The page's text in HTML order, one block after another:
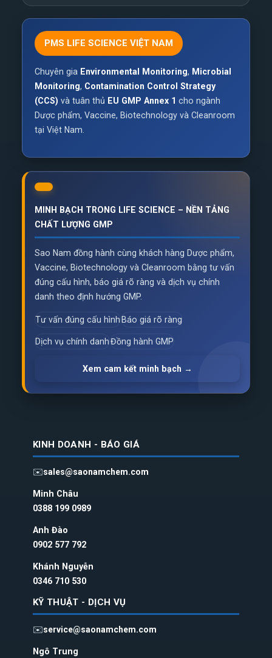
PMS LIFE SCIENCE VIỆT NAM
Chuyên gia Environmental Monitoring, Microbial
Monitoring, Contamination Control Strategy
(CCS) và tuân thủ EU GMP Annex 1 cho ngành
Dược phẩm, Vaccine, Biotechnology và Cleanroom
tại Việt Nam.
MINH BẠCH TRONG LIFE SCIENCE – NỀN TẢNG
CHẤT LƯỢNG GMP
Sao Nam đồng hành cùng khách hàng Dược phẩm,
Vaccine, Biotechnology và Cleanroom bằng tư vấn
đúng cấu hình, báo giá rõ ràng và dịch vụ chính
danh theo định hướng GMP.
Tư vấn đúng cấu hình Báo giá rõ ràng
Dịch vụ chính danhĐồng hành GMP
Xem cam kết minh bạch →
KINH DOANH - BÁO GIÁ
✉️sales@saonamchem.com
Minh Châu
0388 199 0989
Anh Đào
0902 577 792
Khánh Nguyễn
0346 710 530
KỸ THUẬT - DỊCH VỤ
✉️service@saonamchem.com
Ngô Trung